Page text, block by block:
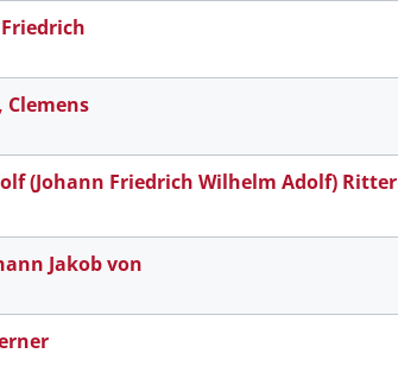
Clemens
(Johann Friedrich Wilhelm Adolf) Ritter
Jakob von